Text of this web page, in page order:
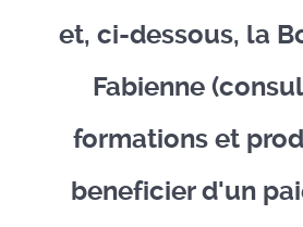
et, ci-dessous, la
Fabienne
formations et
beneficier d'un